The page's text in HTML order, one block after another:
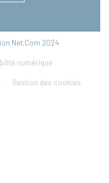
Net.Com 2024
numérique
Gestion des cookies